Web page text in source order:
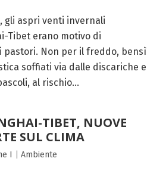
gli aspri venti invernali
Tibet erano motivo di
pastori. Non per il freddo, bensì
soffiati via dalle discariche e
al rischio...
TIBET, NUOVE
SUL CLIMA
I Ambiente